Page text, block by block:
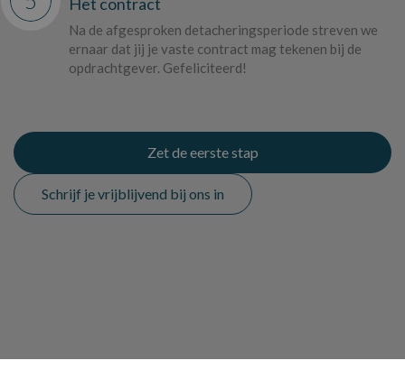
Na de afgesproken detacheringsperiode streven we
ernaar dat jij je vaste contract mag tekenen bij de
opdrachtgever. Gefeliciteerd!
Zet de eerste stap
Schrijf je vrijblijvend bij ons in